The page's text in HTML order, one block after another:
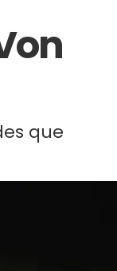
que